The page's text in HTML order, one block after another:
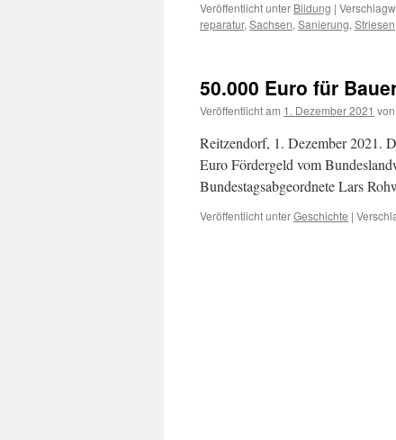
Veröffentlicht unter Bildung |
reparatur, Sachsen, Sanierung, Striesen
50.000 Euro für
Veröffentlicht am 1. Dezember 2021 von
Reitzendorf, 1. Dezember 2021.
Euro Fördergeld vom
Bundestagsabgeordnete Lars
Veröffentlicht unterGeschichte |